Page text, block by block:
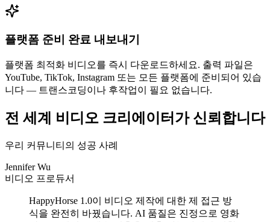
플랫폼 준비 완료 내보내기
플랫폼 최적화 비디오를 즉시 다운로드하세요. 출력 파일은
YouTube, TikTok, Instagram 또는 모든 플랫폼에 준비되어 있습
니다 — 트랜스코딩이나 후작업이 필요 없습니다.
전 세계 비디오 크리에이터가 신뢰합니다
우리 커뮤니티의 성공 사례
Jennifer Wu
비디오 프로듀서
HappyHorse 1.0이 비디오 제작에 대한 제 접근 방
식을 완전히 바꿨습니다. AI 품질은 진정으로 영화